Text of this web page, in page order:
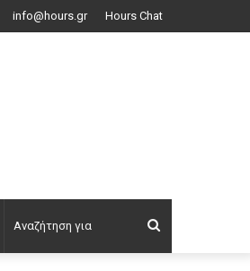
info@hours.gr Hours Chat